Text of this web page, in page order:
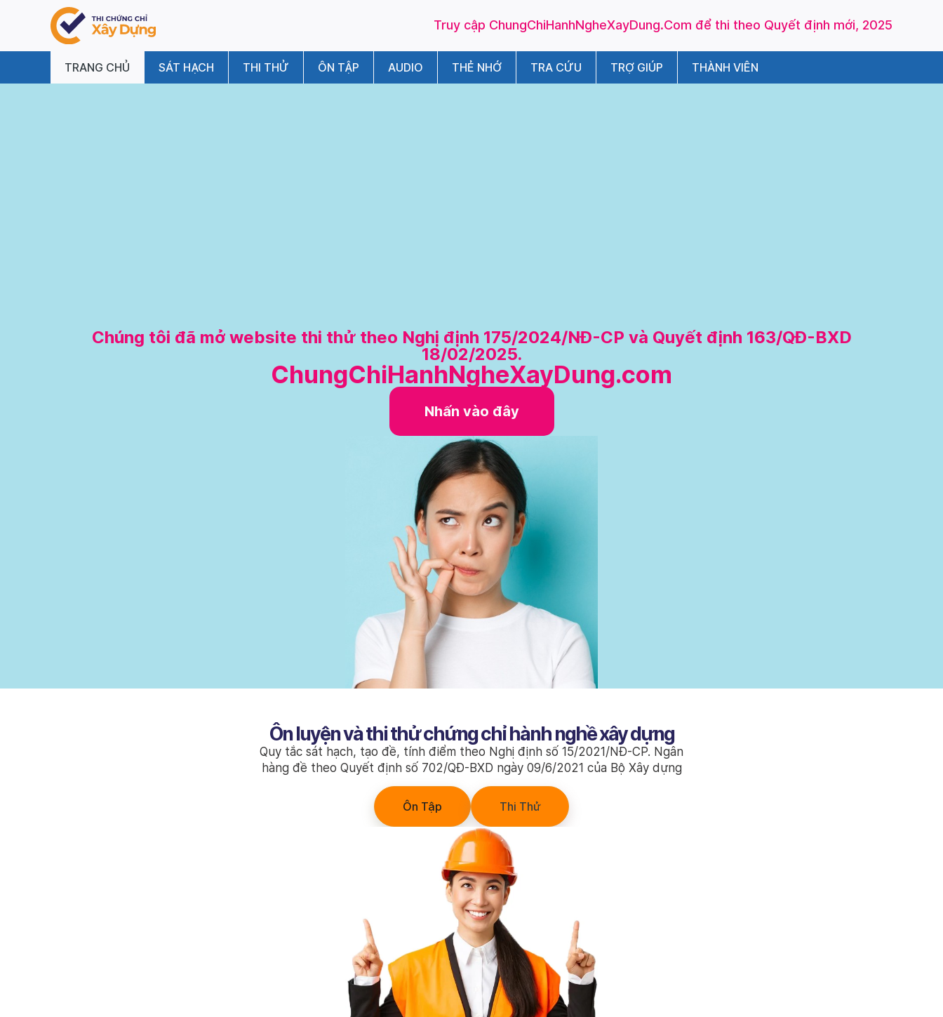
Truy cập ChungChiHanhNgheXayDung.Com để thi theo Quyết định mới, 2025
TRANG CHỦ SÁT HẠCH THI THỬ ÔN TẬP AUDIO THẺ NHỚ TRA CỨU TRỢ GIÚP THÀNH VIÊN
Chúng tôi đã mở website thi thử theo Nghị định 175/2024/NĐ-CP và Quyết định 163/QĐ-BXD
18/02/2025.
ChungChiHanhNgheXayDung.com
Nhấn vào đây
Ôn luyện và thi thử chứng chỉ hành nghề xây dựng
Quy tắc sát hạch, tạo đề, tính điểm theo Nghị định số 15/2021/NĐ-CP. Ngân
hàng đề theo Quyết định số 702/QĐ-BXD ngày 09/6/2021 của Bộ Xây dựng
Ôn Tập Thi Thử